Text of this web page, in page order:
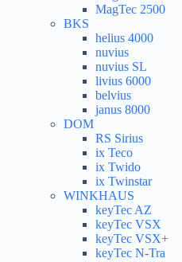
MagTec 2500
BKS
helius 4000
nuvius
nuvius SL
livius 6000
belvius
janus 8000
DOM
RS Sirius
ix Teco
ix Twido
ix Twinstar
WINKHAUS
keyTec AZ
keyTec VSX
keyTec VSX+
keyTec N-Tra